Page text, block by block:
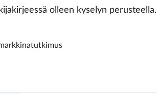
olleen kyselyn perusteella.